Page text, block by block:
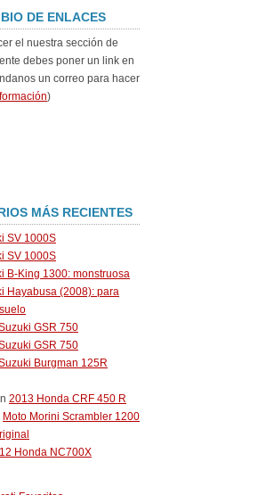
DE ENLACES
el nuestra sección de
debes poner un link en
un correo para hacer
)
MÁS RECIENTES
SV 1000S
SV 1000S
B-King 1300: monstruosa
Hayabusa (2008): para
GSR 750
GSR 750
Burgman 125R
2013 Honda CRF 450 R
Moto Morini Scrambler 1200
Honda NC700X